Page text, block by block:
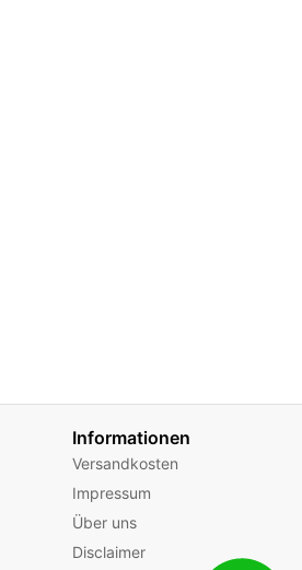
Informationen
Versandkosten
Impressum
Über uns
Disclaimer